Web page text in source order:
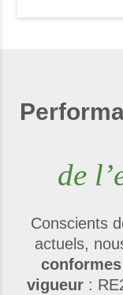
de
Conscients
actuels,
vigueur :